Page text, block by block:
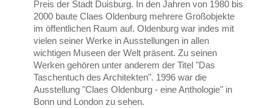
Preis der Stadt Duisburg. In den Jahren von 1980 bis
2000 baute Claes Oldenburg mehrere Großobjekte
im öffentlichen Raum auf. Oldenburg war indes mit
vielen seiner Werke in Ausstellungen in allen
wichtigen Museen der Welt präsent. Zu seinen
Werken gehören unter anderem der Titel "Das
Taschentuch des Architekten". 1996 war die
Ausstellung "Claes Oldenburg - eine Anthologie" in
Bonn und London zu sehen.